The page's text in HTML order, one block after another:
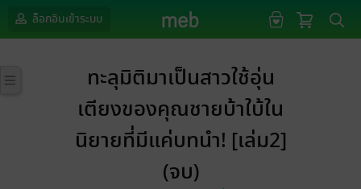
ล็อกอินเข้าระบบ
ทะลุมิติมาเป็นสาวใช้อุ่น
เตียงของคุณชายบ้าใบ้ใน
นิยายที่มีแค่บทนำ! [เล่ม2]
(จบ)